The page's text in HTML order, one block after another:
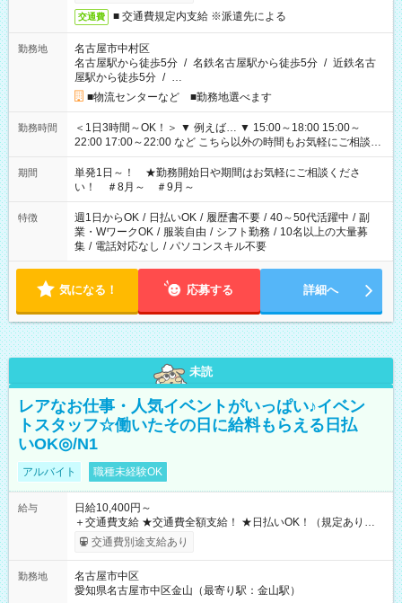
交通費 ■ 交通費規定内支給 ※派遣先による
勤務地
名古屋市中村区
名古屋駅から徒歩5分 / 名鉄名古屋駅から徒歩5分 / 近鉄名古
屋駅から徒歩5分 / …
■物流センターなど ■勤務地選べます
勤務時間
＜1日3時間～OK！＞ ▼ 例えば… ▼ 15:00～18:00 15:00～
22:00 17:00～22:00 など こちら以外の時間もお気軽にご相談く
ださい！
期間
単発1日～！ ★勤務開始日や期間はお気軽にご相談くださ
い！ ＃8月～ ＃9月～
特徴 週1日からOK / 日払いOK / 履歴書不要 / 40～50代活躍中 / 副
業・WワークOK / 服装自由 / シフト勤務 / 10名以上の大量募
集 / 電話対応なし / パソコンスキル不要
気になる！ 応募する 詳細へ
未読
レアなお仕事・人気イベントがいっぱい♪イベン
トスタッフ☆働いたその日に給料もらえる日払
いOK◎/N1
アルバイト 職種未経験OK
給与
日給10,400円～
＋交通費支給 ★交通費全額支給！ ★日払いOK！（規定あり） ┗
働いたその日に現金GET♪ お仕事後はコンビニATMから 日払
交通費別途支給あり
勤務地
名古屋市中区
愛知県名古屋市中区金山（最寄り駅：金山駅）